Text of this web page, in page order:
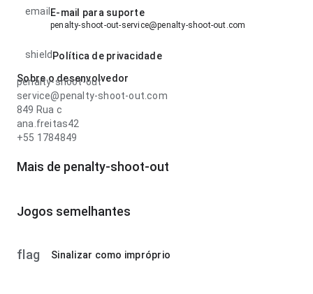
email E-mail para suporte
penalty-shoot-out-service@penalty-shoot-out.com
shield Política de privacidade
Sobre o desenvolvedor
penalty-shoot-out
service@penalty-shoot-out.com
849 Rua c
ana.freitas42
+55 1784849
Mais de penalty-shoot-out
Jogos semelhantes
flag Sinalizar como impróprio